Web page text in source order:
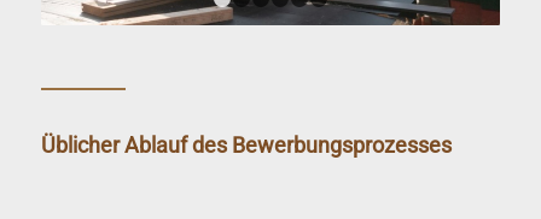
1 2 3 4 5 6
Üblicher Ablauf des Bewerbungsprozesses